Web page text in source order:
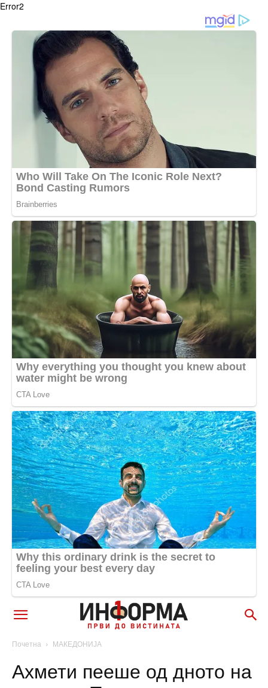
Error2
Почетна МАКЕДОНИЈА
Ахмети пееше од дното на